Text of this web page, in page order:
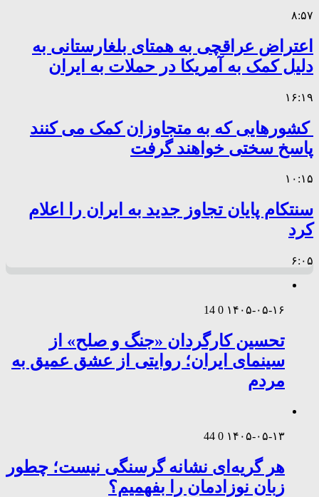
۸:۵۷
اعتراض عراقچی به همتای بلغارستانی به
دلیل کمک به آمریکا در حملات به ایران
۱۶:۱۹
کشورهایی که به متجاوزان کمک می کنند
پاسخ سختی خواهند گرفت
۱۰:۱۵
سنتکام پایان تجاوز جدید به ایران را اعلام
کرد
۶:۰۵
۱۴۰۵-۰۵-۱۶ 0
14
تحسین کارگردان «جنگ و صلح» از
سینمای ایران؛ روایتی از عشق عمیق به
مردم
۱۴۰۵-۰۵-۱۳ 0
44
هر گریه‌ای نشانه گرسنگی نیست؛ چطور
زبان نوزادمان را بفهمیم؟